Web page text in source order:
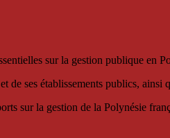
sur la gestion publique en
de ses établissements publics, ainsi
sur la gestion de la Polynésie